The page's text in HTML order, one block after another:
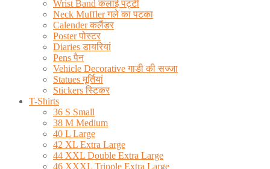
Wrist Band कलाई पट्टी
Neck Muffler गले का पटका
Calender कलैंडर
Poster पोस्टर
Diaries डायरियां
Pens पैन
Vehicle Decorative गाडी की सज्जा
Statues मूर्तियां
Stickers स्टिकर
T-Shirts
36 S Small
38 M Medium
40 L Large
42 XL Extra Large
44 XXL Double Extra Large
46 XXXL Tripple Extra Large